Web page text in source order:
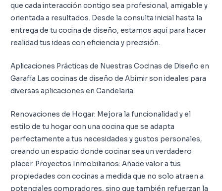
que cada interacción contigo sea profesional, amigable y
orientada a resultados. Desde la consulta inicial hasta la
entrega de tu cocina de diseño, estamos aquí para hacer
realidad tus ideas con eficiencia y precisión.
Aplicaciones Prácticas de Nuestras Cocinas de Diseño en
Garafía Las cocinas de diseño de Abimir son ideales para
diversas aplicaciones en Candelaria:
Renovaciones de Hogar: Mejora la funcionalidad y el
estilo de tu hogar con una cocina que se adapta
perfectamente a tus necesidades y gustos personales,
creando un espacio donde cocinar sea un verdadero
placer. Proyectos Inmobiliarios: Añade valor a tus
propiedades con cocinas a medida que no solo atraen a
potenciales compradores, sino que también refuerzan la